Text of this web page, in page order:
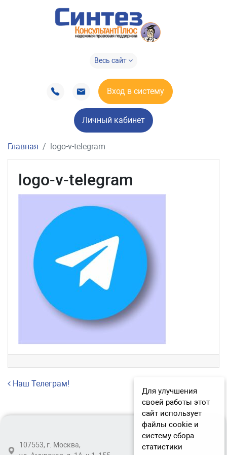
Весь сайт
Вход в систему
Личный кабинет
Главная logo-v-telegram
logo-v-telegram
Навигация по записям
Наш Телеграм!
107553, г. Москва,
Для улучшения
своей работы этот
сайт использует
файлы cookie и
систему сбора
статистики